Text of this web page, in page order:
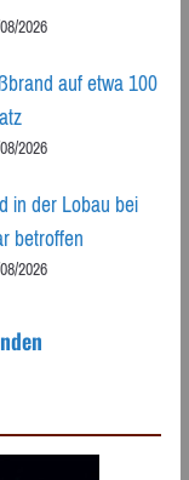
2026
auf etwa 100
2026
in der Lobau bei
betroffen
2026